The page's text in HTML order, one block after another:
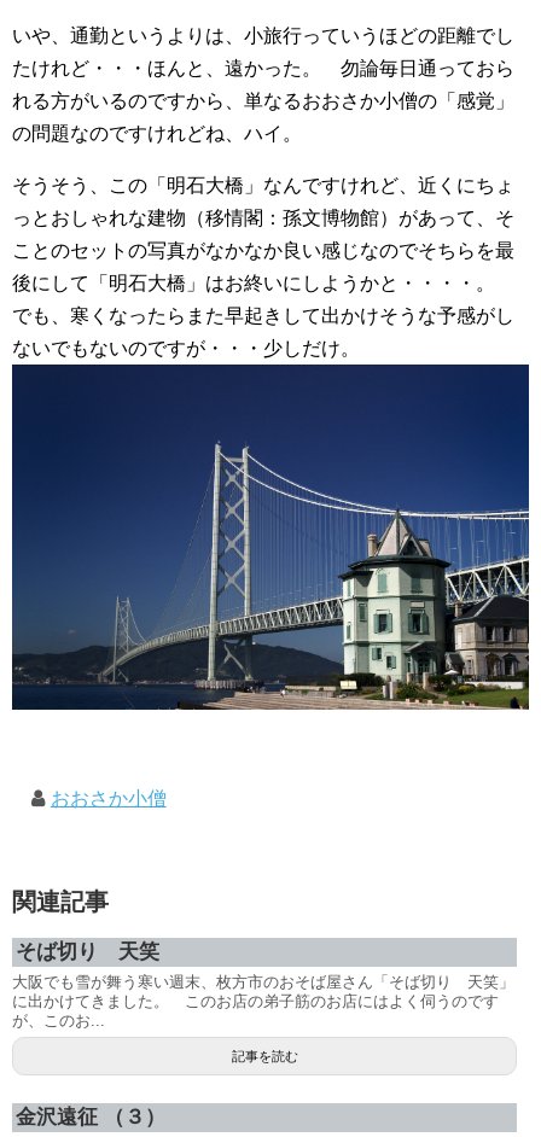
いや、通勤というよりは、小旅行っていうほどの距離でし
たけれど・・・ほんと、遠かった。 勿論毎日通っておら
れる方がいるのですから、単なるおおさか小僧の「感覚」
の問題なのですけれどね、ハイ。
そうそう、この「明石大橋」なんですけれど、近くにちょ
っとおしゃれな建物（移情閣：孫文博物館）があって、そ
ことのセットの写真がなかなか良い感じなのでそちらを最
後にして「明石大橋」はお終いにしようかと・・・・。
でも、寒くなったらまた早起きして出かけそうな予感がし
ないでもないのですが・・・少しだけ。
おおさか小僧
関連記事
そば切り 天笑
大阪でも雪が舞う寒い週末、枚方市のおそば屋さん「そば切り 天笑」
に出かけてきました。 このお店の弟子筋のお店にはよく伺うのです
が、このお...
記事を読む
金沢遠征 （３）